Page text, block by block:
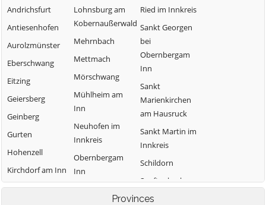
Andrichsfurt
Antiesenhofen
Aurolzmünster
Eberschwang
Eitzing
Geiersberg
Geinberg
Gurten
Hohenzell
Kirchdorf am Inn
Kirchheim im
Lohnsburg am
Kobernaußerwald
Mehrnbach
Mettmach
Mörschwang
Mühlheim am
Inn
Neuhofen im
Innkreis
Obernbergam
Inn
Ortim Innkreis
Ried im Innkreis
Sankt Georgen
bei
Obernbergam
Inn
Sankt
Marienkirchen
am Hausruck
Sankt Martin im
Innkreis
Schildorn
Senftenbach
Taiskirchen im
Provinces